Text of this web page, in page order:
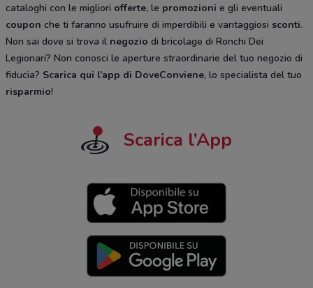
cataloghi con le migliori offerte, le promozioni e gli eventuali
coupon che ti faranno usufruire di imperdibili e vantaggiosi sconti.
Non sai dove si trova il negozio di bricolage di Ronchi Dei
Legionari? Non conosci le aperture straordinarie del tuo negozio di
fiducia? Scarica qui l’app di DoveConviene, lo specialista del tuo
risparmio!
Scarica l’App